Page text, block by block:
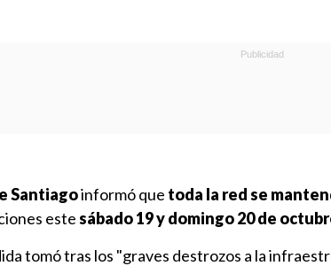
Santiagoinformó que toda la red se
estesábado 19 y domingo 20 de
tomó tras los "graves destrozos a la